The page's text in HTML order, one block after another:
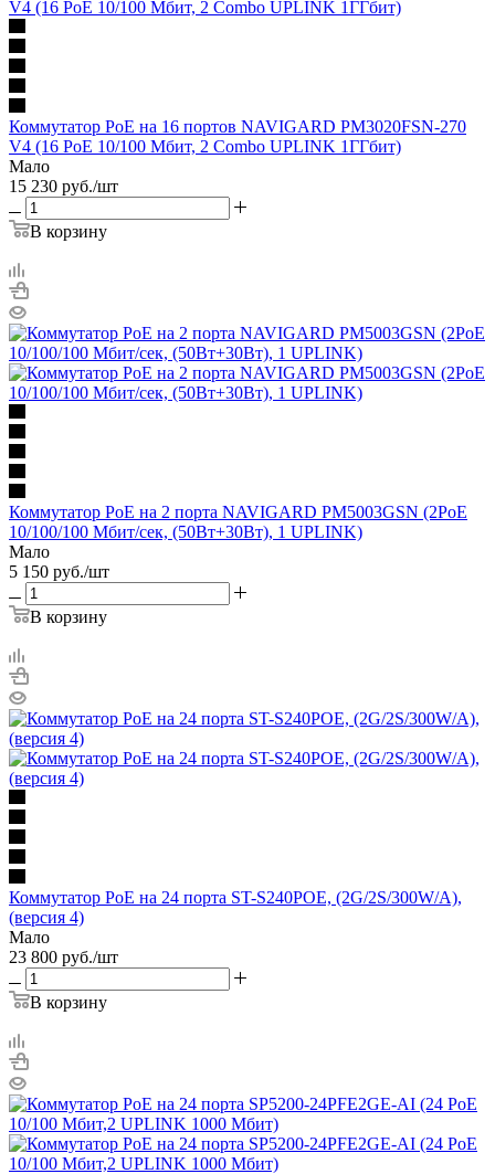
Коммутатор PoE на 16 портов NAVIGARD PM3020FSN-270
V4 (16 PoE 10/100 Мбит, 2 Combo UPLINK 1ГГбит)
Мало
15 230 руб./шт
В корзину
Коммутатор PoE на 2 порта NAVIGARD PM5003GSN (2PoE
10/100/100 Мбит/сек, (50Вт+30Вт), 1 UPLINK)
Мало
5 150 руб./шт
В корзину
Коммутатор PoE на 24 порта ST-S240POE, (2G/2S/300W/A),
(версия 4)
Мало
23 800 руб./шт
В корзину